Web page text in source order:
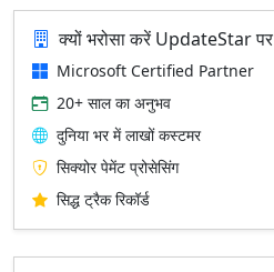
क्यों भरोसा करें UpdateStar पर
Microsoft Certified Partner
20+ साल का अनुभव
दुनिया भर में लाखों कस्टमर
सिक्योर पेमेंट प्रोसेसिंग
सिद्ध ट्रैक रिकॉर्ड